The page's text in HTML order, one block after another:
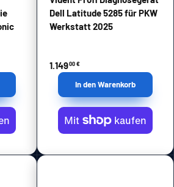
Dell Latitude 5285 für PKW
Werkstatt 2025
1.14900 €
In den Warenkorb